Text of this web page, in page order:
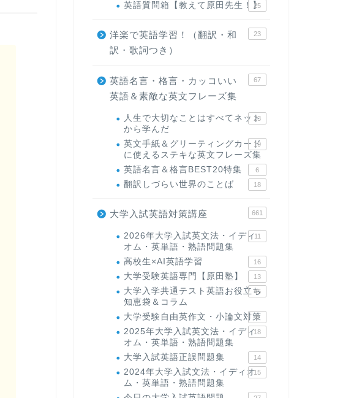
英語質問箱【教えて原田先生！】
25
洋楽で英語学習！（翻訳・和
訳・歌詞つき）
23
英語名言・格言・カッコいい
英語＆素敵な英文フレーズ集
67
人生で大切なことはすべてネット
から学んだ
23
英文手紙＆グリーティングカード
に使えるステキな英文フレーズ集
19
英語名言＆格言BEST20特集 6
翻訳しづらい世界のことば 18
大学入試英語対策講座 661
2026年大学入試英文法・イディ
オム・英単語・熟語問題集
11
高校生×AI英語学習 16
大学受験英語専門【原田塾】 13
大学入学共通テスト英語お役立ち
知恵袋＆コラム
45
大学受験自由英作文・小論文対策
8
2025年大学入試英文法・イディ
オム・英単語・熟語問題集
18
大学入試英語正誤問題集 14
2024年大学入試文法・イディオ
ム・英単語・熟語問題集
15